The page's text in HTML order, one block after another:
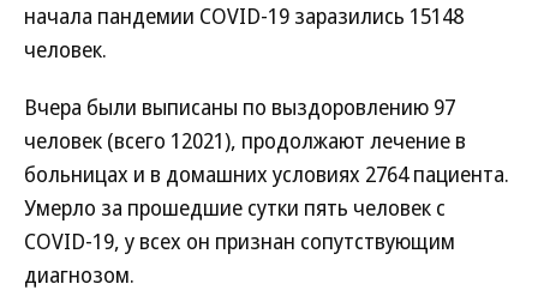
начала пандемии COVID-19 заразились 15148
человек.
Вчера были выписаны по выздоровлению 97
человек (всего 12021), продолжают лечение в
больницах и в домашних условиях 2764 пациента.
Умерло за прошедшие сутки пять человек с
COVID-19, у всех он признан сопутствующим
диагнозом.